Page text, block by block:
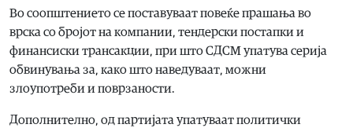
Во соопштението се поставуваат повеќе прашања во
врска со бројот на компании, тендерски постапки и
финансиски трансакции, при што СДСМ упатува серија
обвинувања за, како што наведуваат, можни
злоупотреби и поврзаности.
Дополнително, од партијата упатуваат политички